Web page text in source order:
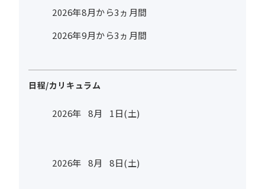
2026年8月から3ヵ月間
2026年9月から3ヵ月間
日程/カリキュラム
2026年 8月 1日(土)
2026年 8月 8日(土)